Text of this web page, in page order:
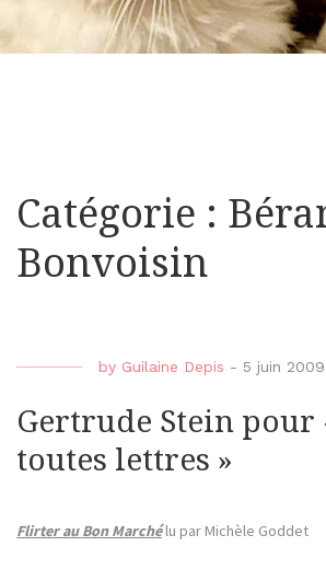
Catégorie :
Bonvoisin
by Guilaine Depis - 5 juin 2009
Gertrude Stein pour
toutes lettres »
Flirter au Bon Marchélu par Michèle Goddet